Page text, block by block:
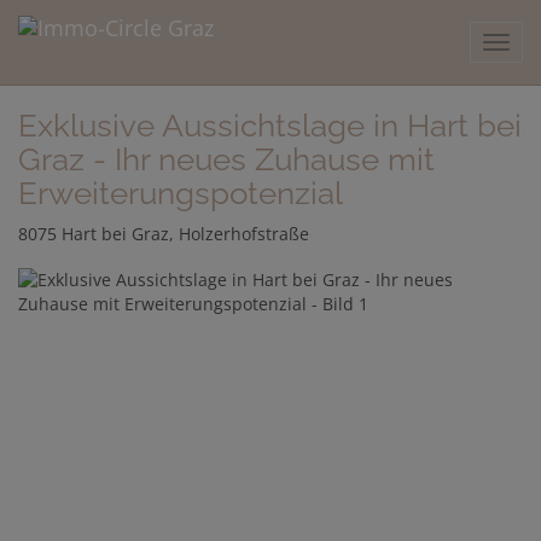
Exklusive Aussichtslage in Hart bei
Graz - Ihr neues Zuhause mit
Erweiterungspotenzial
8075 Hart bei Graz, Holzerhofstraße